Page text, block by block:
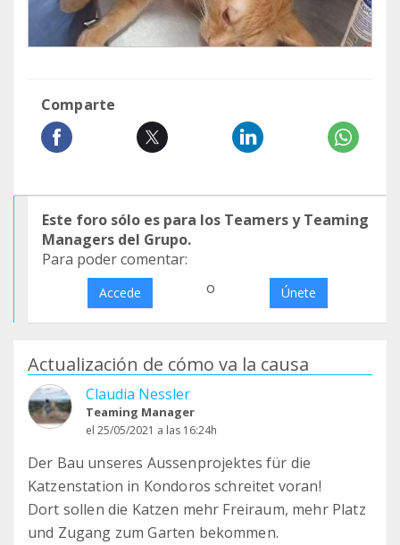
Comparte
Este foro sólo es para los Teamers y Teaming
Managers del Grupo.
Para poder comentar:
Accede o Únete
Actualización de cómo va la causa
Claudia Nessler
Teaming Manager
el 25/05/2021 a las 16:24h
Der Bau unseres Aussenprojektes für die
Katzenstation in Kondoros schreitet voran!
Dort sollen die Katzen mehr Freiraum, mehr Platz
und Zugang zum Garten bekommen.